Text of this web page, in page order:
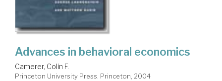
Advances in behavioral economics
Camerer, Colin F.
Princeton University Press. Princeton, 2004